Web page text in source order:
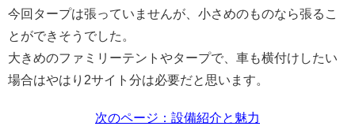
今回タープは張っていませんが、小さめのものなら張るこ
とができそうでした。
大きめのファミリーテントやタープで、車も横付けしたい
場合はやはり2サイト分は必要だと思います。
次のページ：設備紹介と魅力